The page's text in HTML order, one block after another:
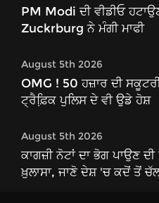
PM Modi ਦੀ ਵੀਡੀਓ
Zuckrburg ਨੇ ਮੰਗੀ ਮਾਫੀ
August 5th 2026
OMG ! 50 ਹਜ਼ਾਰ ਦੀ
ਟ੍ਰੈਫ਼ਿ਼ਕ ਪੁਲਿਸ ਦੇ ਵੀ ਉਡੇ ਹੋਸ਼
August 5th 2026
ਕਾਗਜ਼ੀ ਨੋਟਾਂ ਦਾ ਭੋਗ ਪਾਉਣ
ਖ਼ੁਲਾਸਾ, ਜਾਣੋ ਦੇਸ਼ 'ਚ ਕਦੋਂ ਤੋਂ